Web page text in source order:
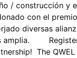
/ construcción y
con el premio
diversas
amplia.
The